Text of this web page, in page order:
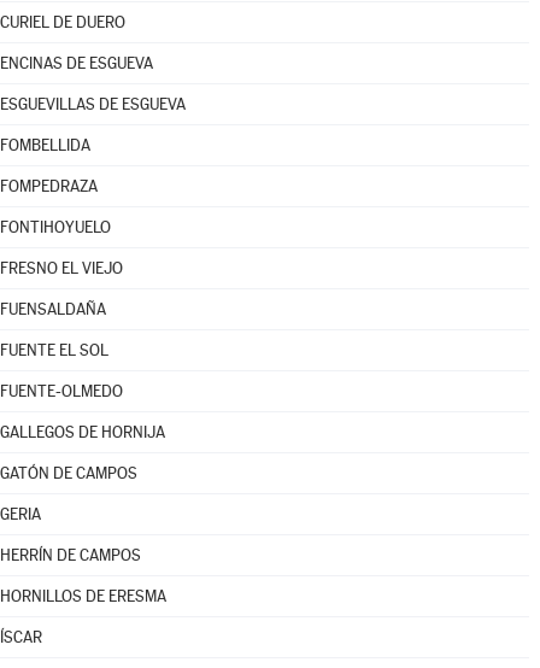
CURIEL DE DUERO
ENCINAS DE ESGUEVA
ESGUEVILLAS DE ESGUEVA
FOMBELLIDA
FOMPEDRAZA
FONTIHOYUELO
FRESNO EL VIEJO
FUENSALDAÑA
FUENTE EL SOL
FUENTE-OLMEDO
GALLEGOS DE HORNIJA
GATÓN DE CAMPOS
GERIA
HERRÍN DE CAMPOS
HORNILLOS DE ERESMA
ÍSCAR